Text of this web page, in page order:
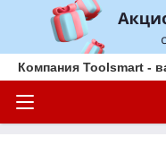
Компания Toolsmart -